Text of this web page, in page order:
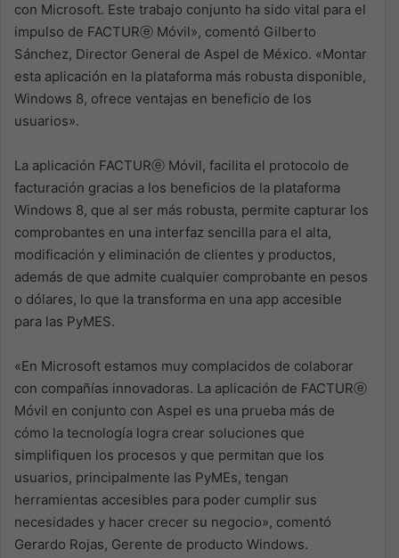
con Microsoft. Este trabajo conjunto ha sido vital para el
impulso de FACTURⓔ Móvil», comentó Gilberto
Sánchez, Director General de Aspel de México. «Montar
esta aplicación en la plataforma más robusta disponible,
Windows 8, ofrece ventajas en beneficio de los
usuarios».
La aplicación FACTURⓔ Móvil, facilita el protocolo de
facturación gracias a los beneficios de la plataforma
Windows 8, que al ser más robusta, permite capturar los
comprobantes en una interfaz sencilla para el alta,
modificación y eliminación de clientes y productos,
además de que admite cualquier comprobante en pesos
o dólares, lo que la transforma en una app accesible
para las PyMES.
«En Microsoft estamos muy complacidos de colaborar
con compañías innovadoras. La aplicación de FACTURⓔ
Móvil en conjunto con Aspel es una prueba más de
cómo la tecnología logra crear soluciones que
simplifiquen los procesos y que permitan que los
usuarios, principalmente las PyMEs, tengan
herramientas accesibles para poder cumplir sus
necesidades y hacer crecer su negocio», comentó
Gerardo Rojas, Gerente de producto Windows.